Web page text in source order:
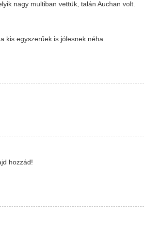
nagy multiban vettük, talán Auchan volt.
kis egyszerűek is jólesnek néha.
hozzád!